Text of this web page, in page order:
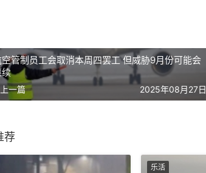
管制员工会取消本周四罢工 但威胁9月份可能会
一篇 2025年08月27日
荐
乐活